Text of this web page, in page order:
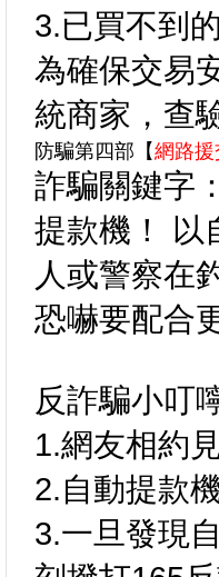
3.已買不到
為確保交易
統商家，查
防騙第四部【網路
詐騙關鍵字
提款機！ 以
人或警察在
恐嚇要配合
反詐騙小叮
1.網友相約
2.自動提款
3.一旦發現